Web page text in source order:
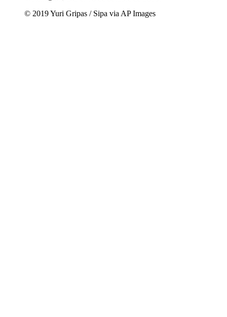
© 2019 Yuri Gripas / Sipa via AP Images